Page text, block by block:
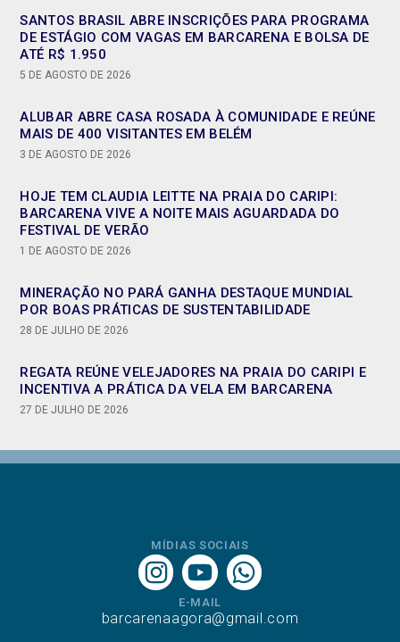
SANTOS BRASIL ABRE INSCRIÇÕES PARA PROGRAMA
DE ESTÁGIO COM VAGAS EM BARCARENA E BOLSA DE
ATÉ R$ 1.950
5 DE AGOSTO DE 2026
ALUBAR ABRE CASA ROSADA À COMUNIDADE E REÚNE
MAIS DE 400 VISITANTES EM BELÉM
3 DE AGOSTO DE 2026
HOJE TEM CLAUDIA LEITTE NA PRAIA DO CARIPI:
BARCARENA VIVE A NOITE MAIS AGUARDADA DO
FESTIVAL DE VERÃO
1 DE AGOSTO DE 2026
MINERAÇÃO NO PARÁ GANHA DESTAQUE MUNDIAL
POR BOAS PRÁTICAS DE SUSTENTABILIDADE
28 DE JULHO DE 2026
REGATA REÚNE VELEJADORES NA PRAIA DO CARIPI E
INCENTIVA A PRÁTICA DA VELA EM BARCARENA
27 DE JULHO DE 2026
MÍDIAS SOCIAIS
E-MAIL
barcarenaagora@gmail.com